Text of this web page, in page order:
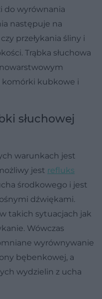
do wyrównania
następuje na
przełykania śliny i
Trąbka słuchowa
komórki kubkowe i
słuchowej
warunkach jest
jest refluks
środkowego i jest
dźwiękami.
takich sytuacjach jak
Wówczas
wyrównywanie
bębenkowej, a
wydzielin z ucha